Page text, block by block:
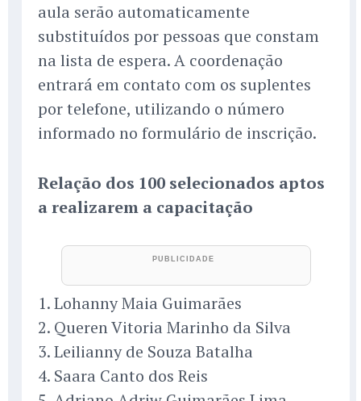
aula serão automaticamente
substituídos por pessoas que constam
na lista de espera. A coordenação
entrará em contato com os suplentes
por telefone, utilizando o número
informado no formulário de inscrição.
Relação dos 100 selecionados aptos
a realizarem a capacitação
1. Lohanny Maia Guimarães
2. Queren Vitoria Marinho da Silva
3. Leilianny de Souza Batalha
4. Saara Canto dos Reis